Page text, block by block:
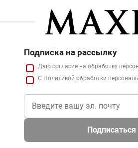
Подписка на рассылку
Даю согласие на обработку
С Политикой обработки
Подписаться